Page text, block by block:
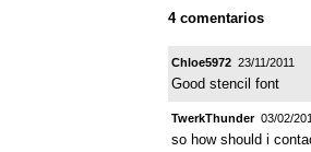
4 comentarios
Chloe5972 23/11/2011
Good stencil font
TwerkThunder 03/02/
so how should i